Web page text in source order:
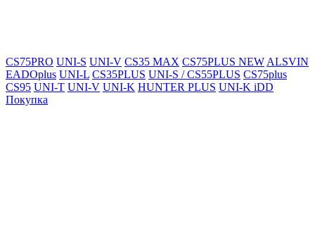
CS75PRO UNI-S UNI-V CS35 MAX CS75PLUS NEW ALSVIN
EADOplus UNI-L CS35PLUS UNI-S / CS55PLUS CS75plus
CS95 UNI-T UNI-V UNI-K HUNTER PLUS UNI-K iDD
Покупка